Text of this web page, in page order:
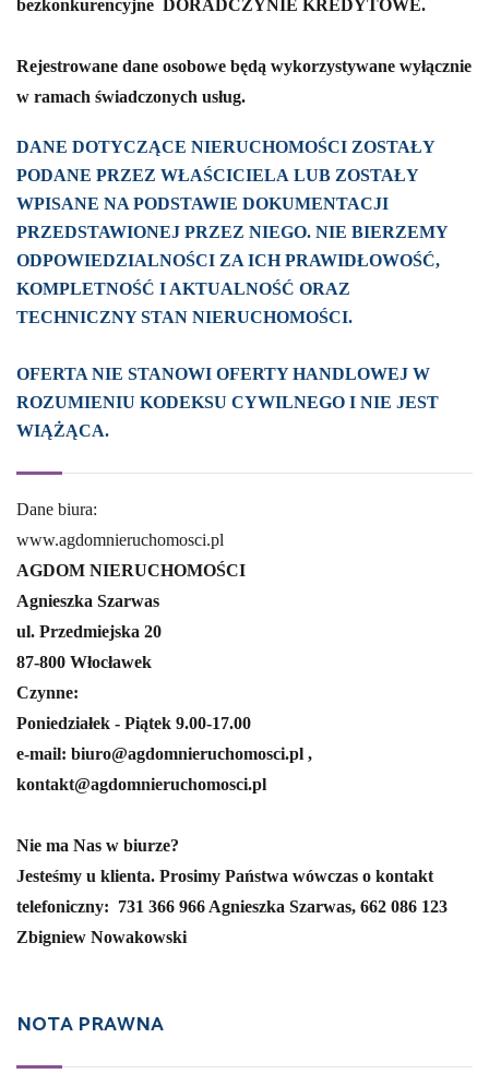
bezkonkurencyjne DORADCZYNIE KREDYTOWE.
Rejestrowane dane osobowe będą wykorzystywane wyłącznie
w ramach świadczonych usług.
DANE DOTYCZĄCE NIERUCHOMOŚCI ZOSTAŁY
PODANE PRZEZ WŁAŚCICIELA LUB ZOSTAŁY
WPISANE NA PODSTAWIE DOKUMENTACJI
PRZEDSTAWIONEJ PRZEZ NIEGO. NIE BIERZEMY
ODPOWIEDZIALNOŚCI ZA ICH PRAWIDŁOWOŚĆ,
KOMPLETNOŚĆ I AKTUALNOŚĆ ORAZ
TECHNICZNY STAN NIERUCHOMOŚCI.
OFERTA NIE STANOWI OFERTY HANDLOWEJ W
ROZUMIENIU KODEKSU CYWILNEGO I NIE JEST
WIĄŻĄCA.
Dane biura:
www.agdomnieruchomosci.pl
AGDOM NIERUCHOMOŚCI
Agnieszka Szarwas
ul. Przedmiejska 20
87-800 Włocławek
Czynne:
Poniedziałek - Piątek 9.00-17.00
e-mail: biuro@agdomnieruchomosci.pl ,
kontakt@agdomnieruchomosci.pl
Nie ma Nas w biurze?
Jesteśmy u klienta. Prosimy Państwa wówczas o kontakt
telefoniczny: 731 366 966 Agnieszka Szarwas, 662 086 123
Zbigniew Nowakowski
NOTA PRAWNA